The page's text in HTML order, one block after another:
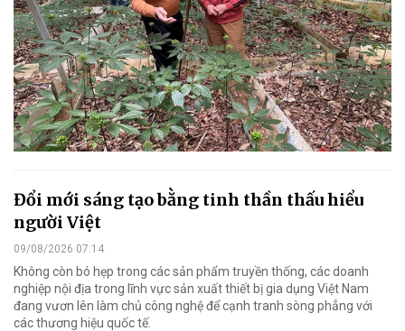
Đổi mới sáng tạo bằng tinh thần thấu hiểu
người Việt
09/08/2026 07:14
Không còn bó hẹp trong các sản phẩm truyền thống, các doanh
nghiệp nội địa trong lĩnh vực sản xuất thiết bị gia dụng Việt Nam
đang vươn lên làm chủ công nghệ để cạnh tranh sòng phẳng với
các thương hiệu quốc tế.